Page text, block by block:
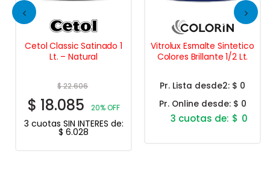
Cetol Classic Satinado 1
Lt. – Natural
$22.606
$ 18.085 20% OFF
3 cuotas SIN INTERES de:
$ 6.028
Vitrolux Esmalte Sintetico
Colores Brillante 1/2 Lt.
Pr. Lista desde2: $ 0
Pr. Online desde: $ 0
$ 0